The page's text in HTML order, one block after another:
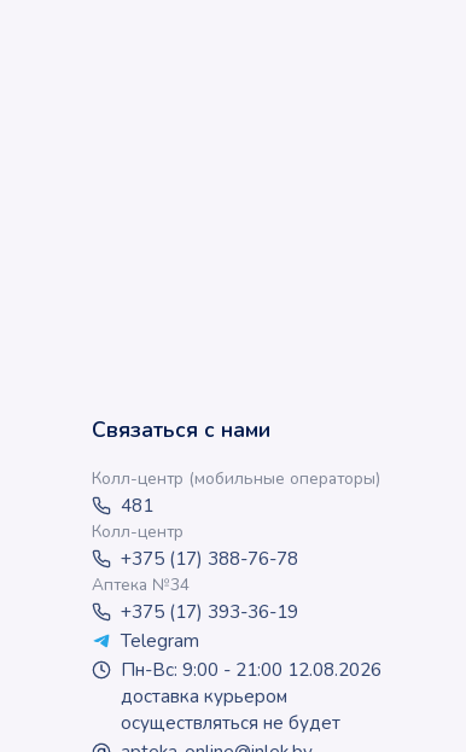
Связаться с нами
Колл-центр (мобильные операторы)
481
Колл-центр
+375 (17) 388-76-78
Аптека №34
+375 (17) 393-36-19
Telegram
Пн-Вс: 9:00 - 21:00 12.08.2026
доставка курьером
осуществляться не будет